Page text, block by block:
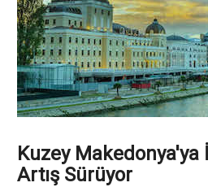
Kuzey Makedonya'ya
Artış Sürüyor